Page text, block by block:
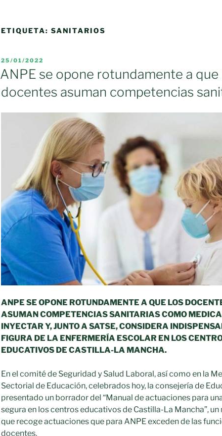
ETIQUETA: SANITARIOS
PUBLICADO
EL
25/01/2022
ANPE se opone rotundamente a que
docentes asuman competencias
ANPE SE OPONE ROTUNDAMENTE A QUE LOS
ASUMAN COMPETENCIAS SANITARIAS COMO
INYECTAR Y, JUNTO A SATSE, CONSIDERA
FIGURA DE LA ENFERMERÍA ESCOLAR EN LOS
EDUCATIVOS DE CASTILLA-LA MANCHA.
En el comité de Seguridad y Salud Laboral, así como en la
Sectorial de Educación, celebrados hoy, la consejería de
presentado un borrador del “Manual de actuaciones para
segura en los centros educativos de Castilla-La Mancha”, un
que recoge actuaciones que para ANPE exceden de las
docentes.